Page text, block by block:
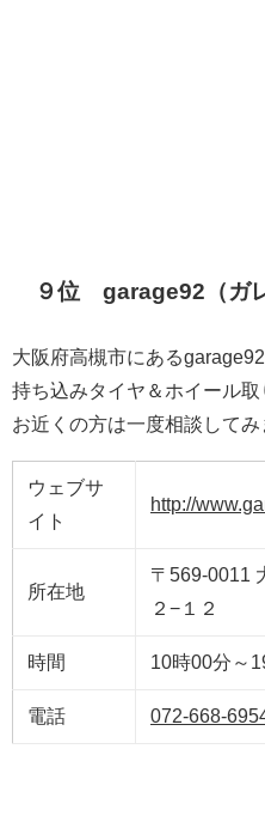
９位 garage92（ガ
大阪府高槻市にある
持ち込みタイヤ＆ホイール取
お近くの方は一度相談してみ
ウェブサ
イト
http://
所在地
〒569-0011
２−１２
時間 10時00分～
電話 072-668-